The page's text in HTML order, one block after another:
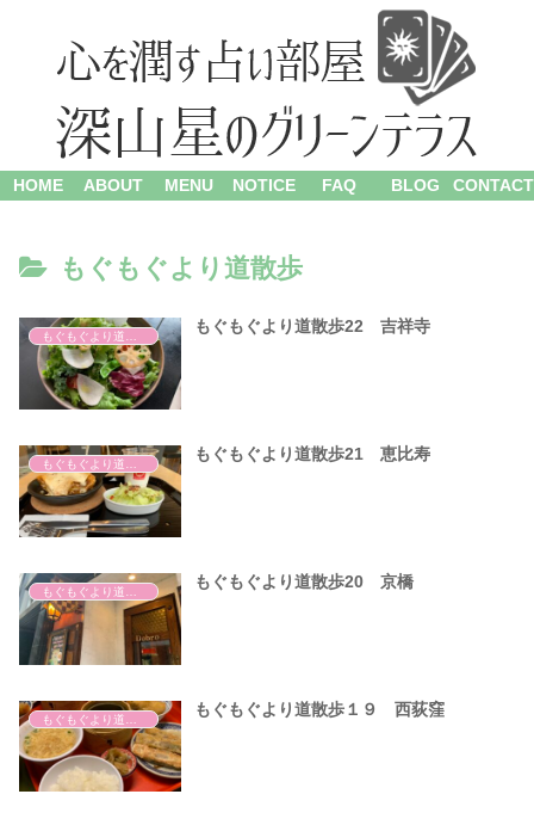
HOME ABOUT MENU NOTICE FAQ BLOG CONTACT
もぐもぐより道散歩
もぐもぐより道散歩
もぐもぐより道散歩22 吉祥寺
もぐもぐより道散歩21 恵比寿
もぐもぐより道散歩20 京橋
もぐもぐより道散歩１９ 西荻窪